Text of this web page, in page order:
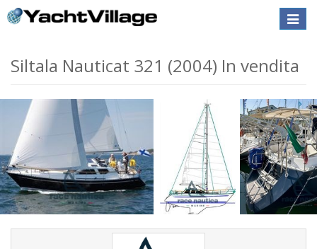
Toggle
Siltala Nauticat 321 (2004) In vendita